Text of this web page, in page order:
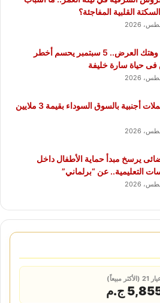
القلبية المفاجئة؟
الإعدام وهتك العرض.. 5 سبتمبر يحسم أخطر
فى حياة سارة خليفة
ضبط عملات أجنبية بالسوق السوداء بقيمة 3 ملايين
يرسخ مبدأ حماية الأطفال داخل
التعليمية.. عن “برلماني”
(الأكثر مبيعاً)
ج.م